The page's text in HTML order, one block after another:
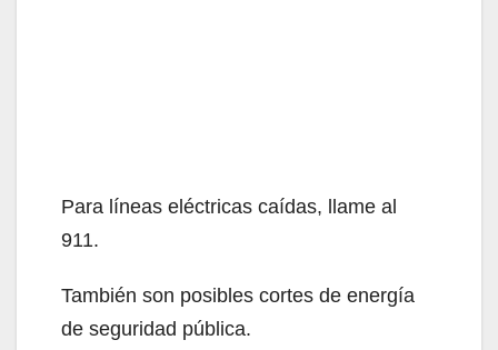
Para líneas eléctricas caídas, llame al
911.
También son posibles cortes de energía
de seguridad pública.